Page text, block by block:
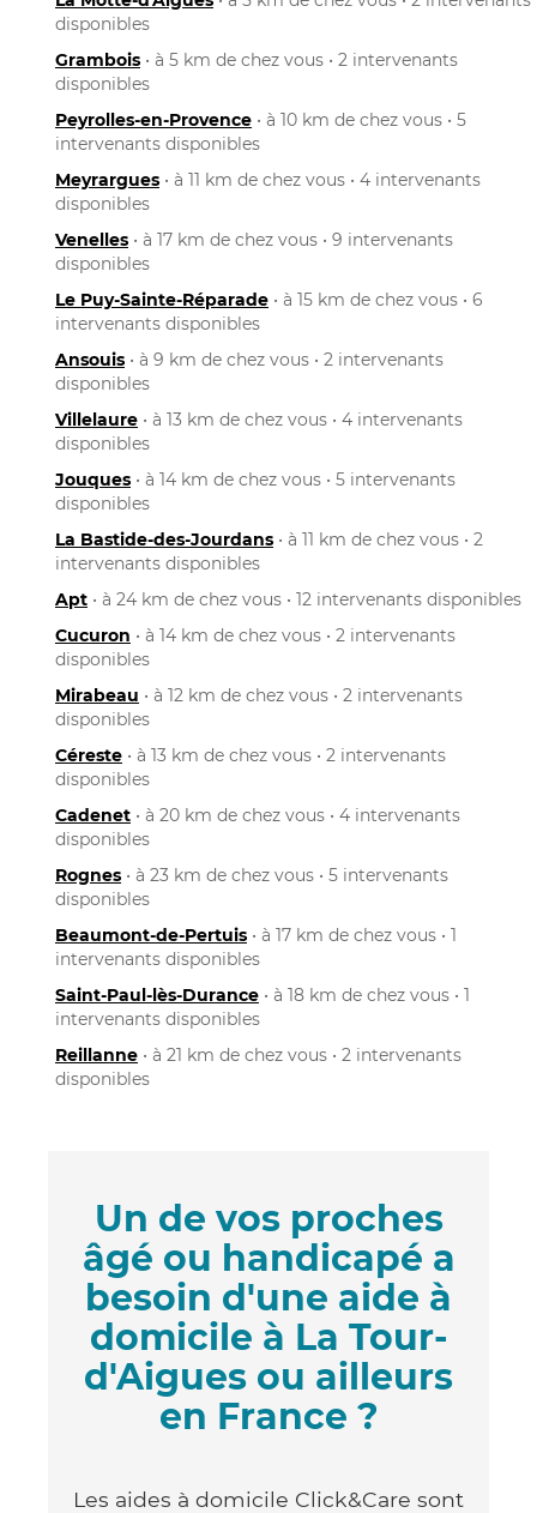
disponibles
Grambois • à 5 km de chez vous • 2 intervenants
disponibles
Peyrolles-en-Provence • à 10 km de chez vous • 5
intervenants disponibles
Meyrargues • à 11 km de chez vous • 4 intervenants
disponibles
Venelles • à 17 km de chez vous • 9 intervenants
disponibles
Le Puy-Sainte-Réparade • à 15 km de chez vous • 6
intervenants disponibles
Ansouis • à 9 km de chez vous • 2 intervenants
disponibles
Villelaure • à 13 km de chez vous • 4 intervenants
disponibles
Jouques • à 14 km de chez vous • 5 intervenants
disponibles
La Bastide-des-Jourdans • à 11 km de chez vous • 2
intervenants disponibles
Apt • à 24 km de chez vous • 12 intervenants disponibles
Cucuron • à 14 km de chez vous • 2 intervenants
disponibles
Mirabeau • à 12 km de chez vous • 2 intervenants
disponibles
Céreste • à 13 km de chez vous • 2 intervenants
disponibles
Cadenet • à 20 km de chez vous • 4 intervenants
disponibles
Rognes • à 23 km de chez vous • 5 intervenants
disponibles
Beaumont-de-Pertuis • à 17 km de chez vous • 1
intervenants disponibles
Saint-Paul-lès-Durance • à 18 km de chez vous • 1
intervenants disponibles
Reillanne • à 21 km de chez vous • 2 intervenants
disponibles
Un de vos proches
âgé ou handicapé a
besoin d'une aide à
domicile à La Tour-
d'Aigues ou ailleurs
en France ?
Les aides à domicile Click&Care sont